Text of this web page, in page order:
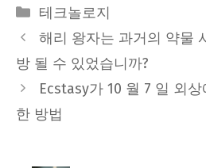
Categories
테크놀로지
해리 왕자는 과거의 약물
방 될 수 있었습니까?
Ecstasy가 10 월 7 일 외
한 방법